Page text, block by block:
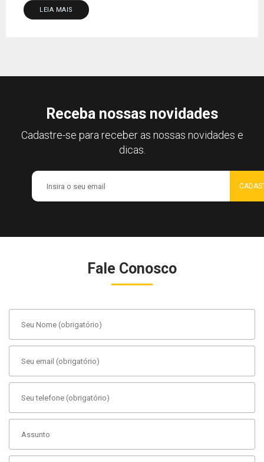
LEIA MAIS
Receba nossas novidades
Cadastre-se para receber as nossas novidades e
dicas.
Fale Conosco